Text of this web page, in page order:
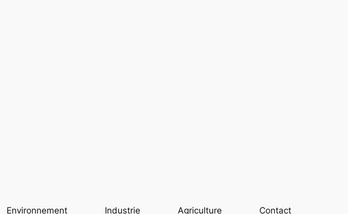
Environnement Industrie Agriculture Contact